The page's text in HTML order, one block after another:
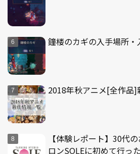
鐘楼のカギの入手場所
2018年秋アニメ[全作品]
【体験レポート】30代
ロンSOLEに初めて行っ